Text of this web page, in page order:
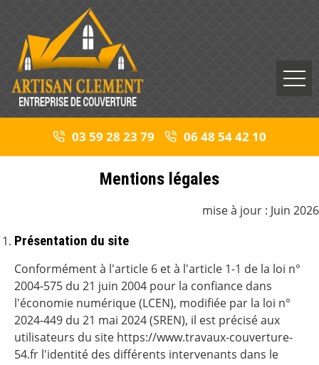
03 59 28 23 79 06 48 54 42 10
Mentions légales
mise à jour : Juin 2026
Présentation du site
Conformément à l'article 6 et à l'article 1-1 de la loi n°
2004-575 du 21 juin 2004 pour la confiance dans
l'économie numérique (LCEN), modifiée par la loi n°
2024-449 du 21 mai 2024 (SREN), il est précisé aux
utilisateurs du site https://www.travaux-couverture-
54.fr l'identité des différents intervenants dans le